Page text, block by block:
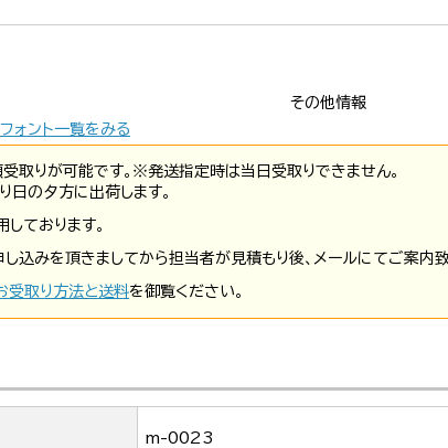
その他情報
フォント一覧をみる
取りが可能です。※発送指定時は当日受取りできません。
の夕方に出荷します。
ております。
込みを頂きましてから担当者が見積もり後、メールにてご案内致
受取り方法と送料を御覧ください。
m-0023